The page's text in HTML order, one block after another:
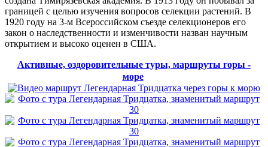
границей с целью изучения вопросов селекции растений. В
1920 году на 3-м Всероссийском съезде селекционеров его
закон о наследственности и изменчивости назван научным
открытием и высоко оценен в США.
Активные, оздоровительные туры, маршруты горы -
море